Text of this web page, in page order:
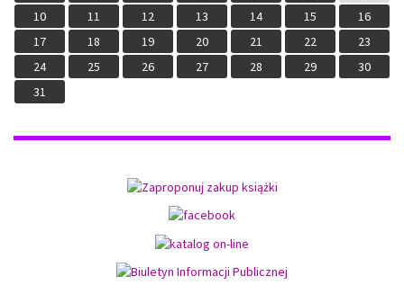
10 11 12 13 14 15
16
17
18 19 20 21 22
23
24
25 26 27 28 29
30
31